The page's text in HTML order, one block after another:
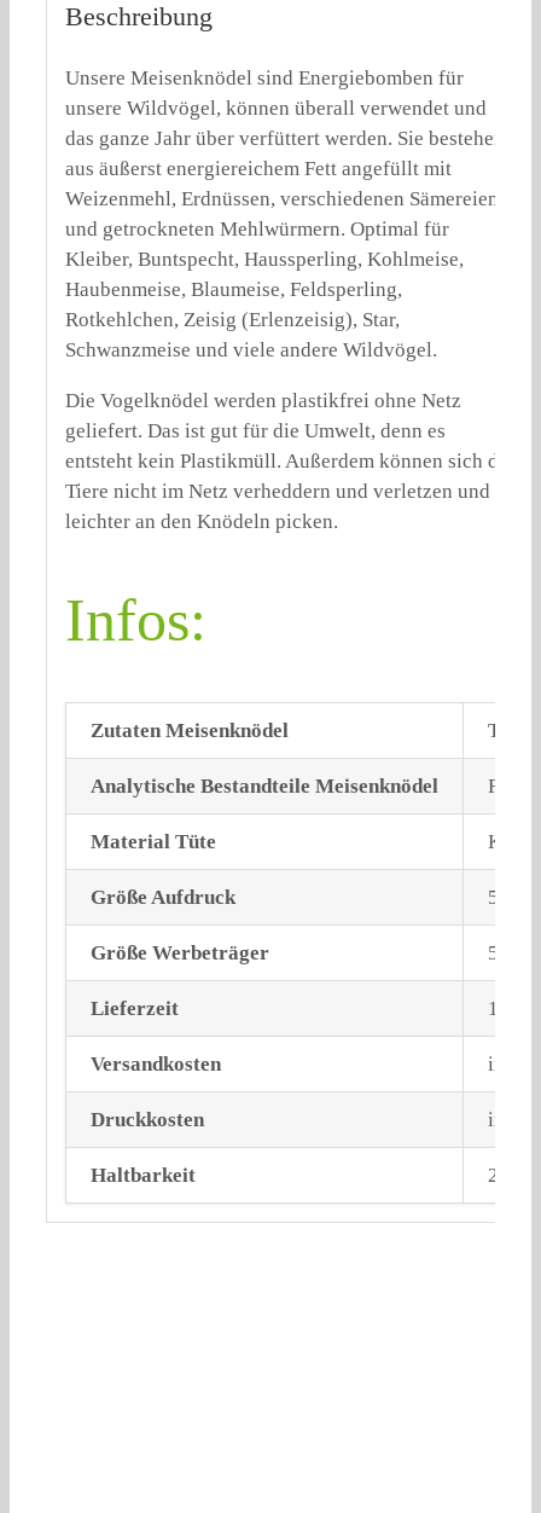
Beschreibung
Unsere Meisenknödel sind Energiebomben für
unsere Wildvögel, können überall verwendet und
das ganze Jahr über verfüttert werden. Sie bestehen
aus äußerst energiereichem Fett angefüllt mit
Weizenmehl, Erdnüssen, verschiedenen Sämereien
und getrockneten Mehlwürmern. Optimal für
Kleiber, Buntspecht, Haussperling, Kohlmeise,
Haubenmeise, Blaumeise, Feldsperling,
Rotkehlchen, Zeisig (Erlenzeisig), Star,
Schwanzmeise und viele andere Wildvögel.
Die Vogelknödel werden plastikfrei ohne Netz
geliefert. Das ist gut für die Umwelt, denn es
entsteht kein Plastikmüll. Außerdem können sich die
Tiere nicht im Netz verheddern und verletzen und
leichter an den Knödeln picken.
Infos:
Zutaten Meisenknödel
Analytische Bestandteile Meisenknödel Fett
Material Tüte
Größe Aufdruck 55 +
Größe Werbeträger
Lieferzeit 10
Versandkosten
Druckkosten
Haltbarkeit 2